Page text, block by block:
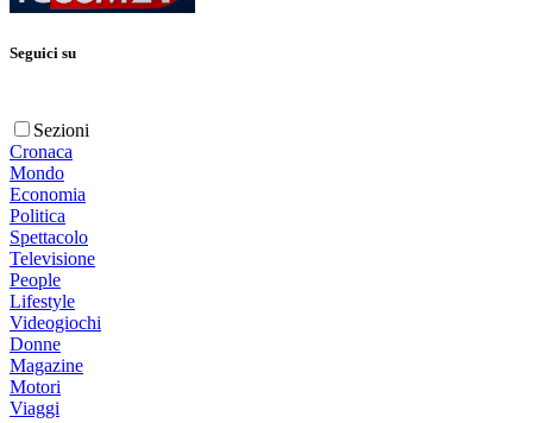
Seguici su
Sezioni
Cronaca
Mondo
Economia
Politica
Spettacolo
Televisione
People
Lifestyle
Videogiochi
Donne
Magazine
Motori
Viaggi